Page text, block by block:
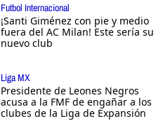
Futbol Internacional
¡Santi Giménez con pie y medio
fuera del AC Milan! Este sería su
nuevo club
Liga MX
Presidente de Leones Negros
acusa a la FMF de engañar a los
clubes de la Liga de Expansión